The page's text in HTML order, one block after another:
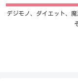
デジモノ、ダイエット、